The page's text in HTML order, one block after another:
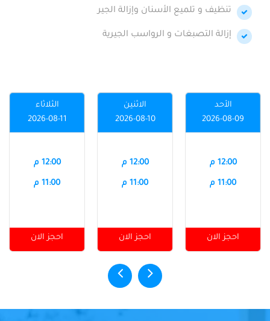
تنظيف و تلميع الأسنان وإزالة الجير
إزالة التصبغات و الرواسب الجيرية
الأحد
2026-08-09
12:00 م
11:00 م
احجز الان
الاثنين
2026-08-10
12:00 م
11:00 م
احجز الان
الثلاثاء
2026-08-11
12:00 م
11:00 م
احجز الان